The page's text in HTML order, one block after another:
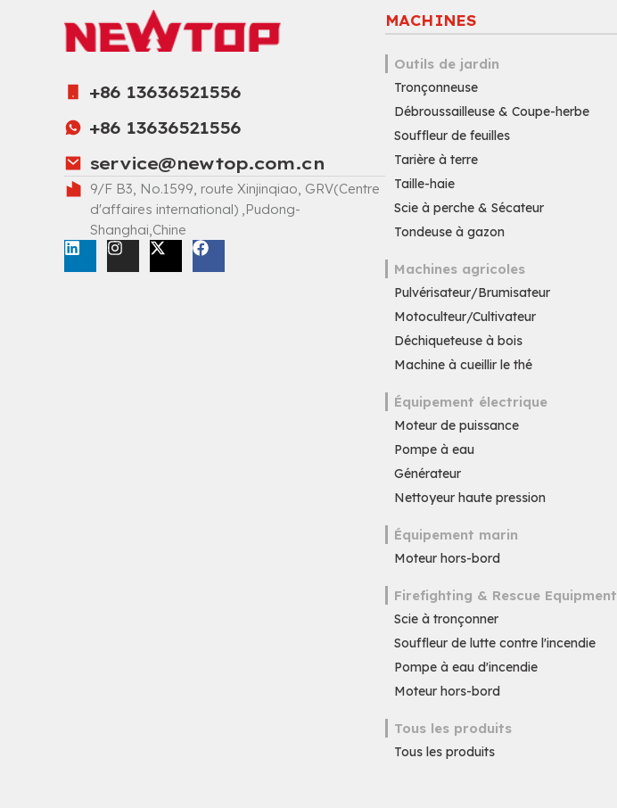
+86 13636521556
+86 13636521556
service@newtop.com.cn
9/F B3, No.1599, route Xinjinqiao, GRV(Centre
d'affaires international) ,Pudong-
Shanghai,Chine
MACHINES
Outils de jardin
Tronçonneuse
Débroussailleuse & Coupe-herbe
Souffleur de feuilles
Tarière à terre
Taille-haie
Scie à perche & Sécateur
Tondeuse à gazon
Machines agricoles
Pulvérisateur/Brumisateur
Motoculteur/Cultivateur
Déchiqueteuse à bois
Machine à cueillir le thé
Équipement électrique
Moteur de puissance
Pompe à eau
Générateur
Nettoyeur haute pression
Équipement marin
Moteur hors-bord
Firefighting & Rescue Equipment
Scie à tronçonner
Souffleur de lutte contre l'incendie
Pompe à eau d'incendie
Moteur hors-bord
Tous les produits
Tous les produits